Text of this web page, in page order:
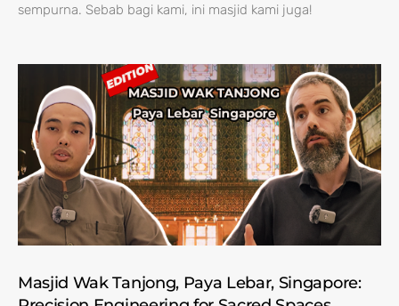
sempurna. Sebab bagi kami, ini masjid kami juga!
Masjid Wak Tanjong, Paya Lebar, Singapore: